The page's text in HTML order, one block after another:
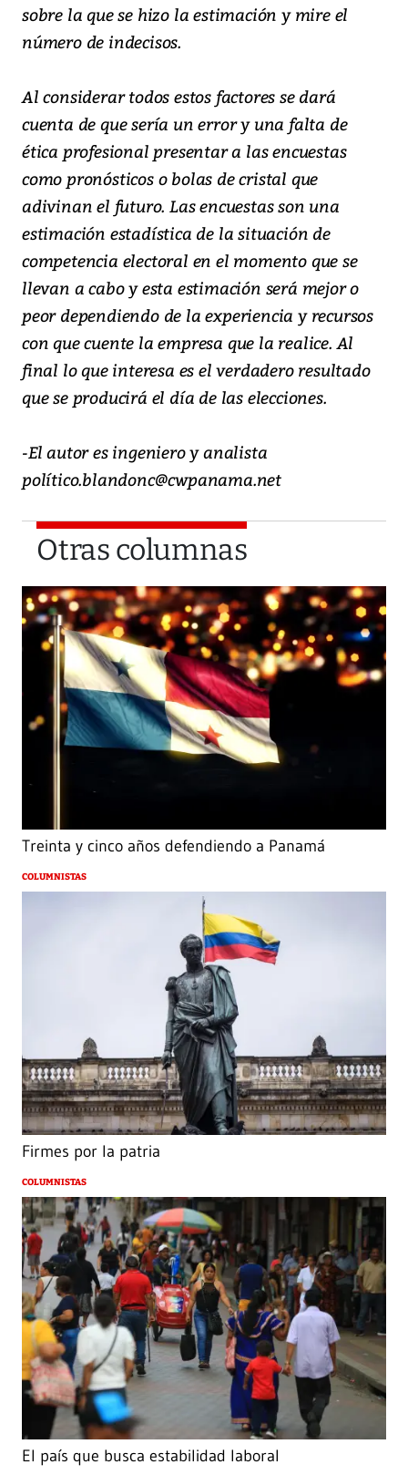
sobre la que se hizo la estimación y mire el
número de indecisos.
Al considerar todos estos factores se dará
cuenta de que sería un error y una falta de
ética profesional presentar a las encuestas
como pronósticos o bolas de cristal que
adivinan el futuro. Las encuestas son una
estimación estadística de la situación de
competencia electoral en el momento que se
llevan a cabo y esta estimación será mejor o
peor dependiendo de la experiencia y recursos
con que cuente la empresa que la realice. Al
final lo que interesa es el verdadero resultado
que se producirá el día de las elecciones.
-El autor es ingeniero y analista
político.blandonc@cwpanama.net
Otras columnas
Treinta y cinco años defendiendo a Panamá
COLUMNISTAS
Firmes por la patria
COLUMNISTAS
El país que busca estabilidad laboral